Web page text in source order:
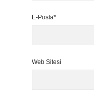
E-Posta*
Web Sitesi